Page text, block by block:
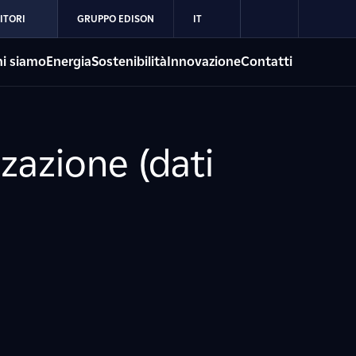
GRUPPO EDISON IT
siamoEnergiaSostenibilitàInnovazioneContatti
(dati